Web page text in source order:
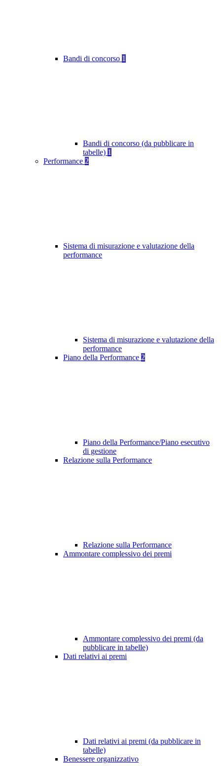
Bandi di concorso 1
Bandi di concorso (da pubblicare in
tabelle) 1
Performance 2
Sistema di misurazione e valutazione della
performance
Sistema di misurazione e valutazione della
performance
Piano della Performance 2
Piano della Performance/Piano esecutivo
di gestione
Relazione sulla Performance
Relazione sulla Performance
Ammontare complessivo dei premi
Ammontare complessivo dei premi (da
pubblicare in tabelle)
Dati relativi ai premi
Dati relativi ai premi (da pubblicare in
tabelle)
Benessere organizzativo